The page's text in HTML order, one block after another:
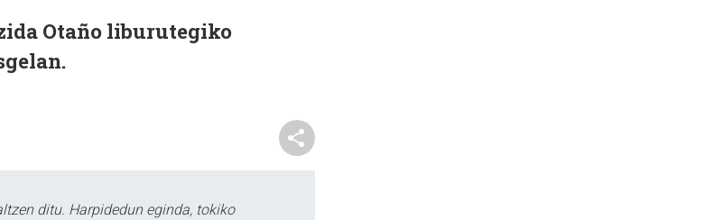
Otaño liburutegiko
ditu. Harpidedun eginda, tokiko